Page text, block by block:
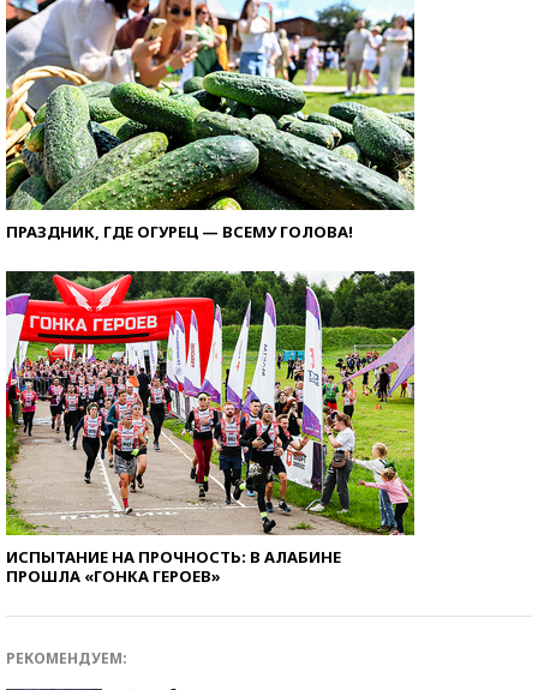
ПРАЗДНИК, ГДЕ ОГУРЕЦ — ВСЕМУ ГОЛОВА!
ИСПЫТАНИЕ НА ПРОЧНОСТЬ: В АЛАБИНЕ
ПРОШЛА «ГОНКА ГЕРОЕВ»
РЕКОМЕНДУЕМ: